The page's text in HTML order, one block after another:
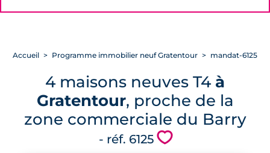
Accueil Programme immobilier neuf Gratentour mandat-6125
4 maisons neuves T4 à
Gratentour, proche de la
zone commerciale du Barry
- réf. 6125 💗